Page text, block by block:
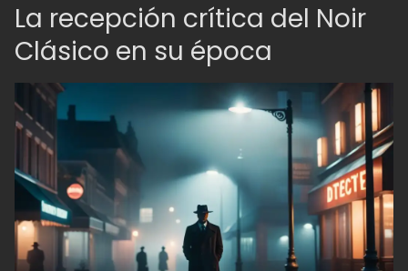
La recepción crítica del Noir
Clásico en su época